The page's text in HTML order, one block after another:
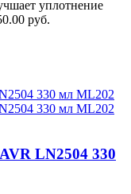
уплотнение
руб.
LN2504 330